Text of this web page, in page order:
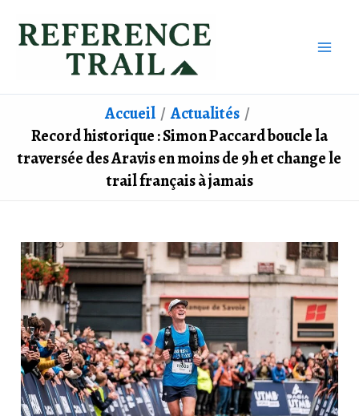
Accueil
Actualités
Record historique : Simon Paccard boucle la
traversée des Aravis en moins de 9h et change le
trail français à jamais